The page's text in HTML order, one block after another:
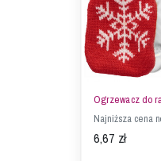
Ogrzewacz do
Najniższa cena
6,67 zł